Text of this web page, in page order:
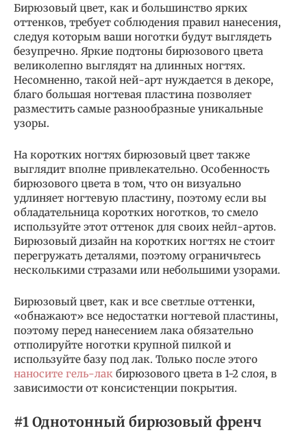
Бирюзовый цвет, как и большинство ярких
оттенков, требует соблюдения правил нанесения,
следуя которым ваши ноготки будут выглядеть
безупречно. Яркие подтоны бирюзового цвета
великолепно выглядят на длинных ногтях.
Несомненно, такой ней-арт нуждается в декоре,
благо большая ногтевая пластина позволяет
разместить самые разнообразные уникальные
узоры.
На коротких ногтях бирюзовый цвет также
выглядит вполне привлекательно. Особенность
бирюзового цвета в том, что он визуально
удлиняет ногтевую пластину, поэтому если вы
обладательница коротких ноготков, то смело
используйте этот оттенок для своих нейл-артов.
Бирюзовый дизайн на коротких ногтях не стоит
перегружать деталями, поэтому ограничьтесь
несколькими стразами или небольшими узорами.
Бирюзовый цвет, как и все светлые оттенки,
«обнажают» все недостатки ногтевой пластины,
поэтому перед нанесением лака обязательно
отполируйте ноготки крупной пилкой и
используйте базу под лак. Только после этого
наносите гель-лак бирюзового цвета в 1-2 слоя, в
зависимости от консистенции покрытия.
#1 Однотонный бирюзовый френч